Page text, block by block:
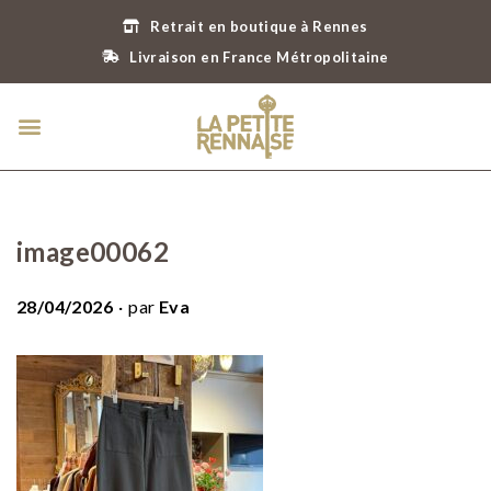
Retrait en boutique à Rennes
Livraison en France Métropolitaine
image00062
P
b
i
é
28/04/2026 par Eva